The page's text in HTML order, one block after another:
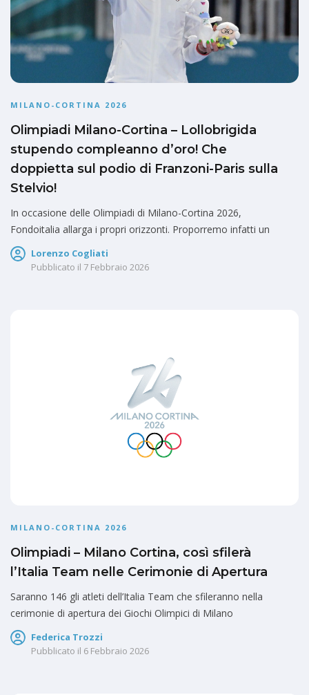
MILANO-CORTINA 2026
Olimpiadi Milano-Cortina – Lollobrigida
stupendo compleanno d’oro! Che
doppietta sul podio di Franzoni-Paris sulla
Stelvio!
In occasione delle Olimpiadi di Milano-Cortina 2026,
Fondoitalia allarga i propri orizzonti. Proporremo infatti un
Lorenzo Cogliati
Pubblicato il 7 Febbraio 2026
MILANO-CORTINA 2026
Olimpiadi – Milano Cortina, così sfilerà
l’Italia Team nelle Cerimonie di Apertura
Saranno 146 gli atleti dell’Italia Team che sfileranno nella
cerimonie di apertura dei Giochi Olimpici di Milano
Federica Trozzi
Pubblicato il 6 Febbraio 2026